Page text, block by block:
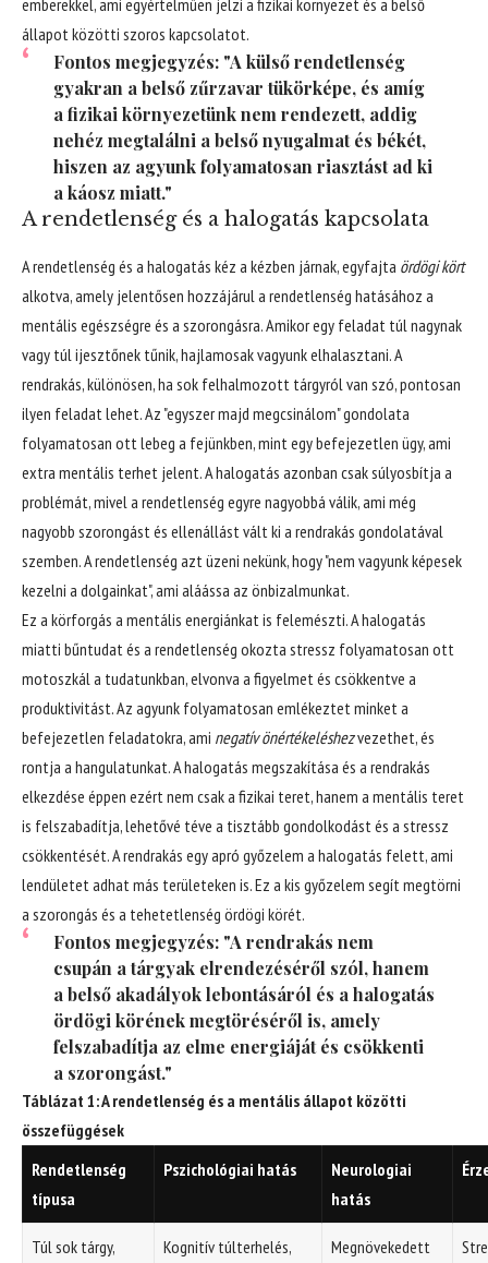
emberekkel, ami egyértelműen jelzi a fizikai környezet és a belső
állapot közötti szoros kapcsolatot.
Fontos megjegyzés: "A külső rendetlenség
gyakran a belső zűrzavar tükörképe, és amíg
a fizikai környezetünk nem rendezett, addig
nehéz megtalálni a belső nyugalmat és békét,
hiszen az agyunk folyamatosan riasztást ad ki
a káosz miatt."
A rendetlenség és a halogatás kapcsolata
A rendetlenség és a halogatás kéz a kézben járnak, egyfajta ördögi kört
alkotva, amely jelentősen hozzájárul a rendetlenség hatásához a
mentális egészségre és a szorongásra. Amikor egy feladat túl nagynak
vagy túl ijesztőnek tűnik, hajlamosak vagyunk elhalasztani. A
rendrakás, különösen, ha sok felhalmozott tárgyról van szó, pontosan
ilyen feladat lehet. Az "egyszer majd megcsinálom" gondolata
folyamatosan ott lebeg a fejünkben, mint egy befejezetlen ügy, ami
extra mentális terhet jelent. A halogatás azonban csak súlyosbítja a
problémát, mivel a rendetlenség egyre nagyobbá válik, ami még
nagyobb szorongást és ellenállást vált ki a rendrakás gondolatával
szemben. A rendetlenség azt üzeni nekünk, hogy "nem vagyunk képesek
kezelni a dolgainkat", ami aláássa az önbizalmunkat.
Ez a körforgás a mentális energiánkat is felemészti. A halogatás
miatti bűntudat és a rendetlenség okozta stressz folyamatosan ott
motoszkál a tudatunkban, elvonva a figyelmet és csökkentve a
produktivitást. Az agyunk folyamatosan emlékeztet minket a
befejezetlen feladatokra, ami negatív önértékeléshezvezethet, és
rontja a hangulatunkat. A halogatás megszakítása és a rendrakás
elkezdése éppen ezért nem csak a fizikai teret, hanem a mentális teret
is felszabadítja, lehetővé téve a tisztább gondolkodást és a stressz
csökkentését. A rendrakás egy apró győzelem a halogatás felett, ami
lendületet adhat más területeken is. Ez a kis győzelem segít megtörni
a szorongás és a tehetetlenség ördögi körét.
Fontos megjegyzés: "A rendrakás nem
csupán a tárgyak elrendezéséről szól, hanem
a belső akadályok lebontásáról és a halogatás
ördögi körének megtöréséről is, amely
felszabadítja az elme energiáját és csökkenti
a szorongást."
Táblázat 1: A rendetlenség és a mentális állapot közötti
összefüggések
Rendetlenség
típusa
Pszichológiai hatás
Neurologiai
hatás
Túl sok tárgy,
Kognitív túlterhelés,
Megnövekedett